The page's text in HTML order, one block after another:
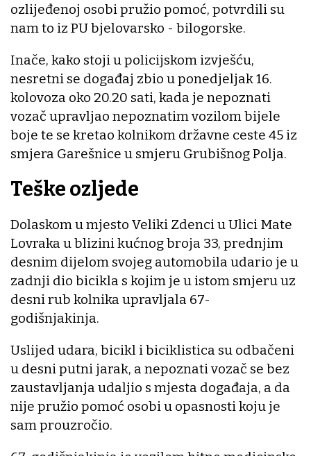
ozlijeđenoj osobi pružio pomoć, potvrdili su
nam to iz PU bjelovarsko - bilogorske.
Inače, kako stoji u policijskom izvješću,
nesretni se događaj zbio u ponedjeljak 16.
kolovoza oko 20.20 sati, kada je nepoznati
vozač upravljao nepoznatim vozilom bijele
boje te se kretao kolnikom državne ceste 45 iz
smjera Garešnice u smjeru Grubišnog Polja.
Teške ozljede
Dolaskom u mjesto Veliki Zdenci u Ulici Mate
Lovraka u blizini kućnog broja 33, prednjim
desnim dijelom svojeg automobila udario je u
zadnji dio bicikla s kojim je u istom smjeru uz
desni rub kolnika upravljala 67-
godišnjakinja.
Uslijed udara, bicikl i biciklistica su odbačeni
u desni putni jarak, a nepoznati vozač se bez
zaustavljanja udaljio s mjesta događaja, a da
nije pružio pomoć osobi u opasnosti koju je
sam prouzročio.